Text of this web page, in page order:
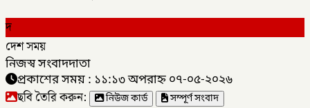
দ
দেশ সময়
নিজস্ব সংবাদদাতা
প্রকাশের সময় : ১১:১৩ অপরাহ্ন ০৭-০৫-২০২৬
ছবি তৈরি করুন: নিউজ কার্ড
সম্পূর্ণ সংবাদ